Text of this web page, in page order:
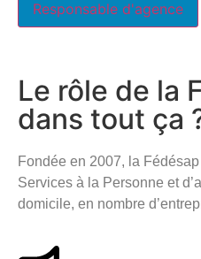
Responsable d'agence
Le rôle de la
dans tout ça
Fondée en 2007, la
Services à la Personne et
domicile, en nombre